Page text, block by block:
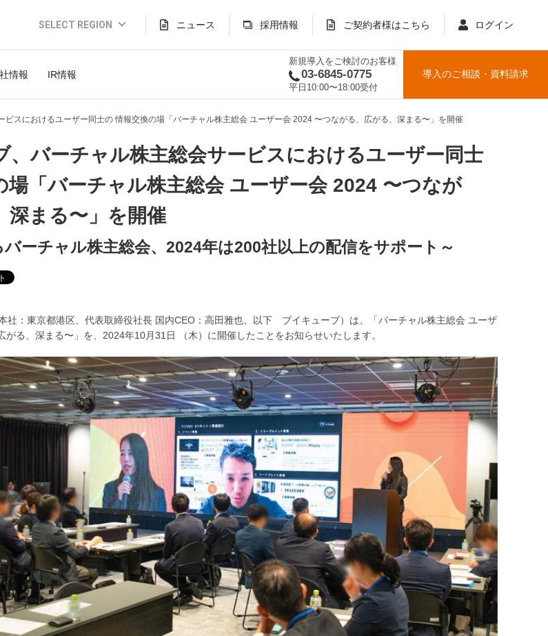
SELECT REGION
Global Website (English)
JAPAN (日本語)
INDONESIA (Bahasa)
TAIWAN(繁體)
ニュース 採用情報 ご契約者様はこちら ログイン
情報 IR情報
新規導入をご検討のお客様
03-6845-0775
平日10:00〜18:00受付
導入のご相談 ・ 資料請求
ビスにおけるユーザー同士の 情報交換の場「バーチャル株主総会 ユーザー会 2024 〜つながる、広がる、深まる〜」を開催
、バーチャル株主総会サービスにおけるユーザー同士
場「バーチャル株主総会 ユーザー会 2024 〜つなが
深まる〜」を開催
バーチャル株主総会、2024年は200社以上の配信をサポート～
社：東京都港区、代表取締役社長 国内CEO：高田雅也、以下 ブイキューブ）は、「バーチャル株主総会 ユーザ
がる、深まる〜」を、2024年10月31日 （木）に開催したことをお知らせいたします。